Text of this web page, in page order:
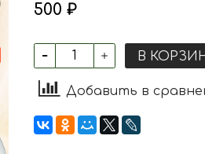
500 ₽
В
Добавить в